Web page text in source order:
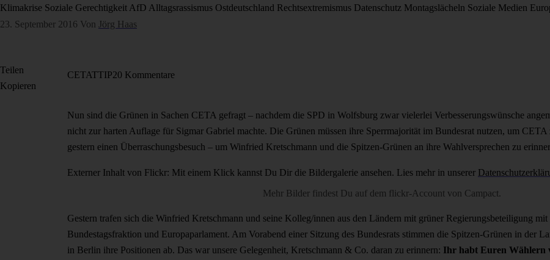
Klimakrise Soziale Gerechtigkeit AfD Alltagsrassismus Ostdeutschland Rechtsextremismus Datenschutz Montagslächeln Soziale Medien
23. September 2016 Von Jörg Haas
CETATTIP20 Kommentare
Nun sind die Grünen in Sachen CETA gefragt – nachdem die SPD in Wolfsburg zwar vielerlei Verbesserungswünsche
nicht zur harten Auflage für Sigmar Gabriel machte. Die Grünen müssen ihre Sperrmajorität im Bundesrat nutzen, um CETA
gestern einen Überraschungsbesuch – um Winfried Kretschmann und die Spitzen-Grünen an ihre Wahlversprechen zu
Externer Inhalt von Flickr: Mit einem Klick kannst Du Dir die Bildergalerie ansehen. Lies mehr in unserer
Mehr Bilder findest Du auf dem flickr-Account von Campact.
Gestern trafen sich die Winfried Kretschmann und seine Kolleg/innen aus den Ländern mit grüner Regierungsbeteiligung mit
Bundestagsfraktion und Europaparlament. Am Vorabend einer Sitzung des Bundesrats stimmen die Spitzen-Grünen in der
in Berlin ihre Positionen ab. Das war unsere Gelegenheit, Kretschmann & Co. daran zu erinnern: Ihr habt Euren Wählern
Teilen
Kopieren